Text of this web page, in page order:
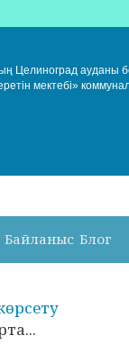
Целиноград
мектебі»
Байланыс Блог